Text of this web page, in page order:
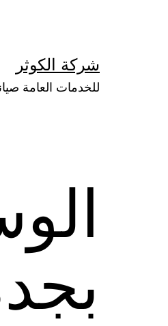
شركة الكوثر
للخدمات العامة